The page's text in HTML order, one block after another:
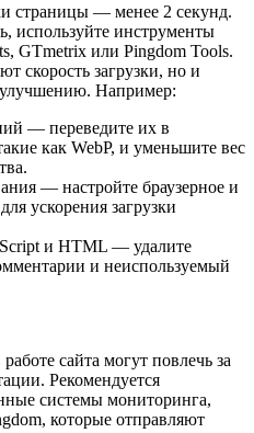
страницы — менее 2 секунд.
используйте инструменты
GTmetrix или Pingdom Tools.
скорость загрузки, но и
Например:
— переведите их в
как WebP, и уменьшите вес
— настройте браузерное и
ускорения загрузки
и HTML — удалите
и неиспользуемый
сайта могут повлечь за
Рекомендуется
системы мониторинга,
которые отправляют